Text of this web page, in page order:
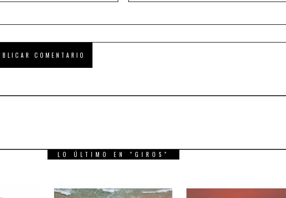
LO ÚLTIMO EN "GIROS"